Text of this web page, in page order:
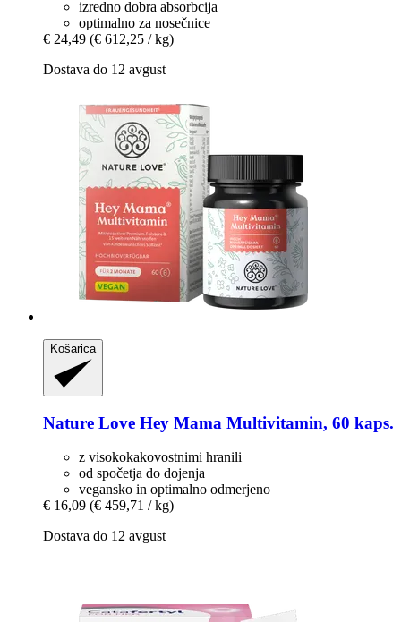
izredno dobra absorbcija
optimalno za nosečnice
€ 24,49 (€ 612,25 / kg)
Dostava do 12 avgust
Košarica
Nature Love Hey Mama Multivitamin, 60 kaps.
z visokokakovostnimi hranili
od spočetja do dojenja
vegansko in optimalno odmerjeno
€ 16,09 (€ 459,71 / kg)
Dostava do 12 avgust